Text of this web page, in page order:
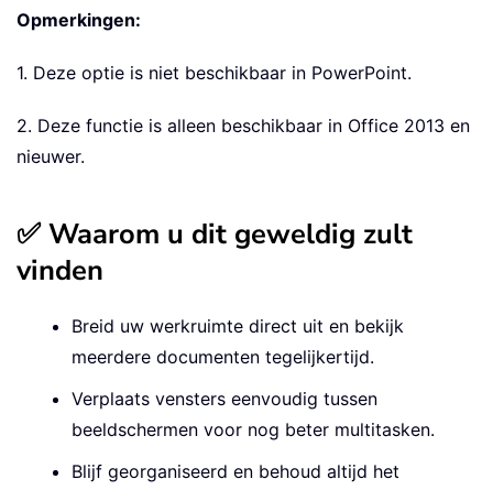
Opmerkingen:
1. Deze optie is niet beschikbaar in PowerPoint.
2. Deze functie is alleen beschikbaar in Office 2013 en
nieuwer.
✅ Waarom u dit geweldig zult
vinden
Breid uw werkruimte direct uit en bekijk
meerdere documenten tegelijkertijd.
Verplaats vensters eenvoudig tussen
beeldschermen voor nog beter multitasken.
Blijf georganiseerd en behoud altijd het